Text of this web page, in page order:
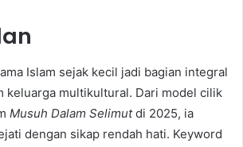
Islam sejak kecil jadi bagian integral
keluarga multikultural. Dari model cilik
Musuh Dalam Selimutdi 2025, ia
dengan sikap rendah hati. Keyword